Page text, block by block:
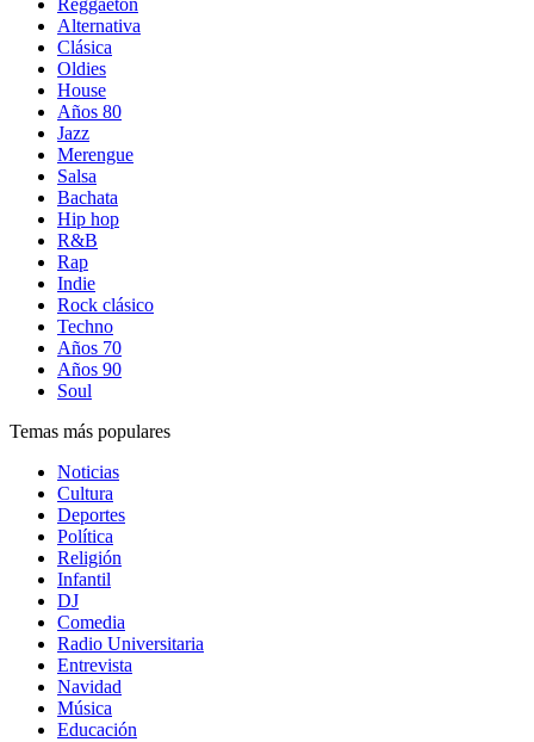
Reggaetón
Alternativa
Clásica
Oldies
House
Años 80
Jazz
Merengue
Salsa
Bachata
Hip hop
R&B
Rap
Indie
Rock clásico
Techno
Años 70
Años 90
Soul
Temas más populares
Noticias
Cultura
Deportes
Política
Religión
Infantil
DJ
Comedia
Radio Universitaria
Entrevista
Navidad
Música
Educación